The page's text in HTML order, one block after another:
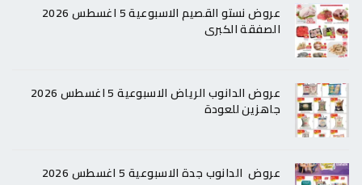
عروض نستو القصيم الاسبوعية 5 اغسطس 2026
الصفقة الكبرى
عروض الدانوب الرياض الاسبوعية 5 اغسطس 2026
جاهزين للعودة
عروض الدانوب جدة الاسبوعية 5 اغسطس 2026